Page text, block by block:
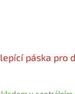
lepící páska pro